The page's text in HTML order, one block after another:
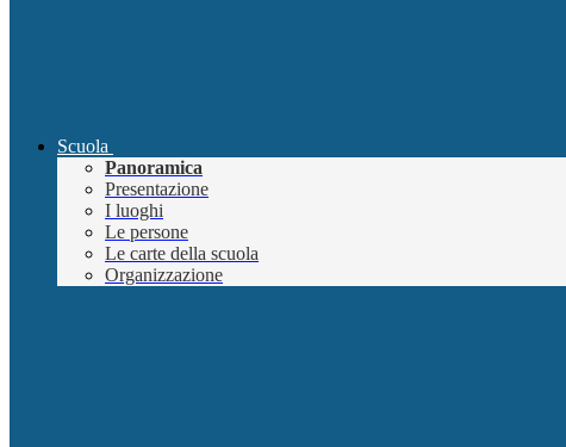
Scuola
Panoramica
Presentazione
I luoghi
Le persone
Le carte della scuola
Organizzazione